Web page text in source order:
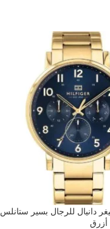
دانيال للرجال بسير ستانلس
أزرق